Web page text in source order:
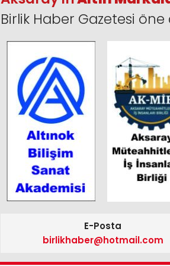
Birlik Haber Gazetesi öne
E-Posta
birlikhaber@hotmail.com